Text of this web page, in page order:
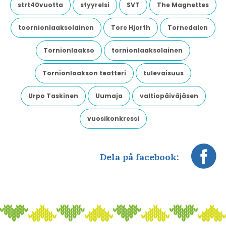
strt40vuotta styyrelsi SVT The Magnettes
toornionlaaksolainen Tore Hjorth Tornedalen
Tornionlaakso tornionlaaksolainen
Tornionlaakson teatteri tulevaisuus
Urpo Taskinen Uumaja valtiopäiväjäsen
vuosikonkressi
Dela på facebook: